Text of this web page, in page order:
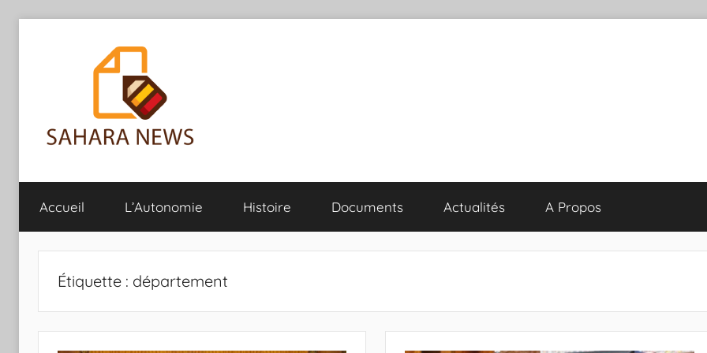
Sahara
News
l'info
sur
Accueil L’Autonomie Histoire Documents Actualités A Propos
Étiquette : département